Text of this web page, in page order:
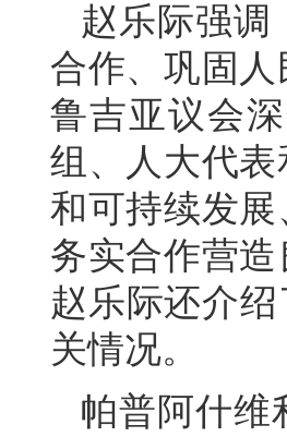
赵乐际强调
合作、巩固
鲁吉亚议会
组、人大代
和可持续发
务实合作营
赵乐际还介
关情况。
帕普阿什维